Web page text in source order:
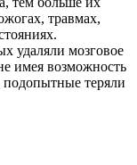
травмах,
удаляли мозговое
имея возможность
подопытные теряли